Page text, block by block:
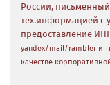
России,
тех.информацией с
предоставление
yandex/mail/rambler и
качестве